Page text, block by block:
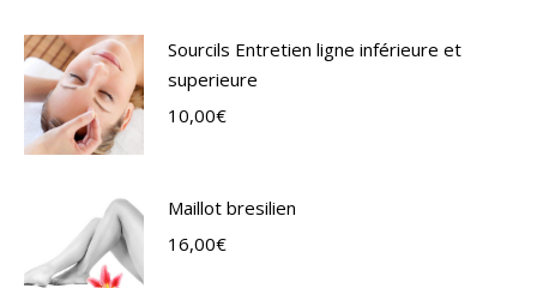
Sourcils Entretien ligne inférieure et
superieure
10,00€
Maillot bresilien
16,00€